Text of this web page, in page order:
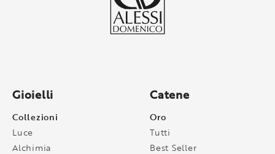
Gioielli
Collezioni
Luce
Alchimia
Catene
Oro
Tutti
Best Seller